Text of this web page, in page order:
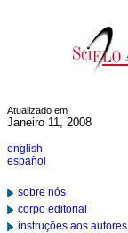
Atualizado em
Janeiro 11, 2008
english
español
sobre nós
corpo editorial
instruções aos autores